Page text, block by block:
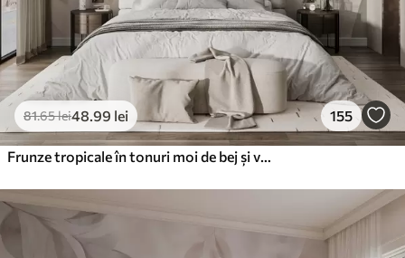
81.65lei48.99 lei 155
Frunze tropicale în tonuri moi de bej și verde, cu un efect de acuarelă și tranziții de culoare delicate